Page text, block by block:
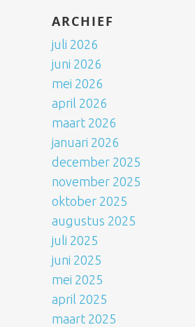
ARCHIEF
juli 2026
juni 2026
mei 2026
april 2026
maart 2026
januari 2026
december 2025
november 2025
oktober 2025
augustus 2025
juli 2025
juni 2025
mei 2025
april 2025
maart 2025